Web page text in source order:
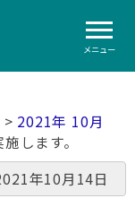
メニュー
> 2021年 10月
します。
年10月14日